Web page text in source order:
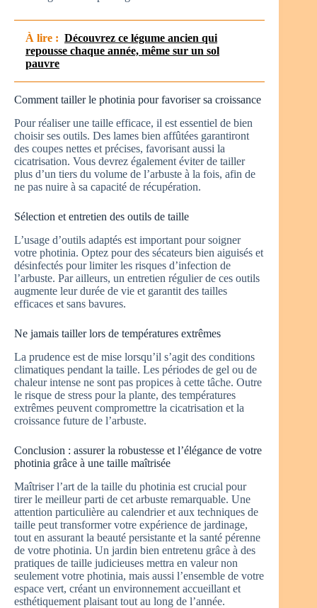
À lire : Découvrez ce légume ancien qui
repousse chaque année, même sur un sol
pauvre
Comment tailler le photinia pour favoriser sa croissance
Pour réaliser une taille efficace, il est essentiel de bien
choisir ses outils. Des lames bien affûtées garantiront
des coupes nettes et précises, favorisant aussi la
cicatrisation. Vous devrez également éviter de tailler
plus d’un tiers du volume de l’arbuste à la fois, afin de
ne pas nuire à sa capacité de récupération.
Sélection et entretien des outils de taille
L’usage d’outils adaptés est important pour soigner
votre photinia. Optez pour des sécateurs bien aiguisés et
désinfectés pour limiter les risques d’infection de
l’arbuste. Par ailleurs, un entretien régulier de ces outils
augmente leur durée de vie et garantit des tailles
efficaces et sans bavures.
Ne jamais tailler lors de températures extrêmes
La prudence est de mise lorsqu’il s’agit des conditions
climatiques pendant la taille. Les périodes de gel ou de
chaleur intense ne sont pas propices à cette tâche. Outre
le risque de stress pour la plante, des températures
extrêmes peuvent compromettre la cicatrisation et la
croissance future de l’arbuste.
Conclusion : assurer la robustesse et l’élégance de votre
photinia grâce à une taille maîtrisée
Maîtriser l’art de la taille du photinia est crucial pour
tirer le meilleur parti de cet arbuste remarquable. Une
attention particulière au calendrier et aux techniques de
taille peut transformer votre expérience de jardinage,
tout en assurant la beauté persistante et la santé pérenne
de votre photinia. Un jardin bien entretenu grâce à des
pratiques de taille judicieuses mettra en valeur non
seulement votre photinia, mais aussi l’ensemble de votre
espace vert, créant un environnement accueillant et
esthétiquement plaisant tout au long de l’année.